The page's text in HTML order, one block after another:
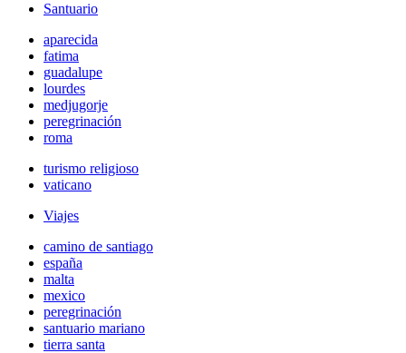
Santuario
aparecida
fatima
guadalupe
lourdes
medjugorje
peregrinación
roma
turismo religioso
vaticano
Viajes
camino de santiago
españa
malta
mexico
peregrinación
santuario mariano
tierra santa